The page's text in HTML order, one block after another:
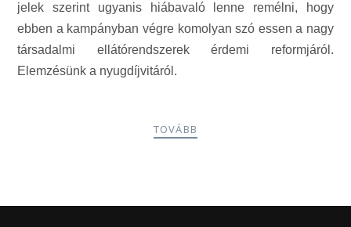
jelek szerint ugyanis hiábavaló lenne remélni, hogy
ebben a kampányban végre komolyan szó essen a nagy
társadalmi ellátórendszerek érdemi reformjáról.
Elemzésünk a nyugdíjvitáról.
TOVÁBB